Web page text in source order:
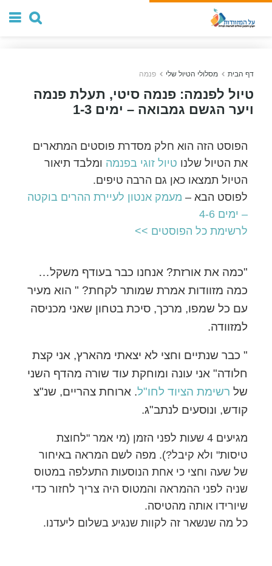
דף הבית מסלולי הטיול שלי פנמה
טיול לפנמה: פנמה סיטי, תעלת פנמה
ויער הגשם גמבואה – ימים 1-3
הפוסט הזה הוא חלק מסדרת פוסטים המתארים
את הטיול שלנו טיול זוגי בפנמה ומלבד תיאור
הטיול תמצאו כאן גם הרבה טיפים.
לפוסט הבא – מעמק אנטון לעיירת ההרים בוקטה
– ימים 4-6
לרשימת כל הפוסטים >>
"כמה את אורזת? אנחנו כבר בעודף משקל…
כמה מזוודות אמרת שמותר לקחת? " הוא מעיר
עם כל שמפו, מרכך, סיכת בטחון שאני מכניסה
למזוודה.
" כבר שנתיים וחצי לא יצאתי מהארץ, אני קצת
חלודה" אני עונה ומוחקת עוד שורה מהדף השני
של רשימת הציוד לחו"ל. ארוחת צהריים, שנ"צ
קודש, ונוסעים לנתב"ג.
מגיעים 4 שעות לפני הזמן (מי אמר "לחוצת
טיסות" ולא קיבל?). מפה לשם המראה באיחור
של שעה וחצי כי אחת הנוסעות התעלפה במטוס
שניה לפני ההמראה והמטוס היה צריך לחזור כדי
שיורידו אותה מהטיסה.
כל מה שנשאר זה לקוות שנגיע בשלום ליעדנו.